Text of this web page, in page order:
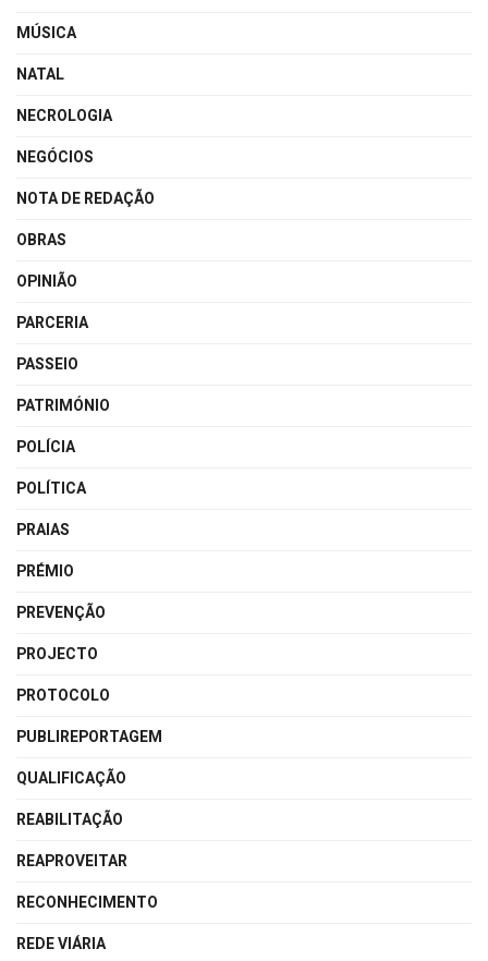
MÚSICA
NATAL
NECROLOGIA
NEGÓCIOS
NOTA DE REDAÇÃO
OBRAS
OPINIÃO
PARCERIA
PASSEIO
PATRIMÓNIO
POLÍCIA
POLÍTICA
PRAIAS
PRÉMIO
PREVENÇÃO
PROJECTO
PROTOCOLO
PUBLIREPORTAGEM
QUALIFICAÇÃO
REABILITAÇÃO
REAPROVEITAR
RECONHECIMENTO
REDE VIÁRIA